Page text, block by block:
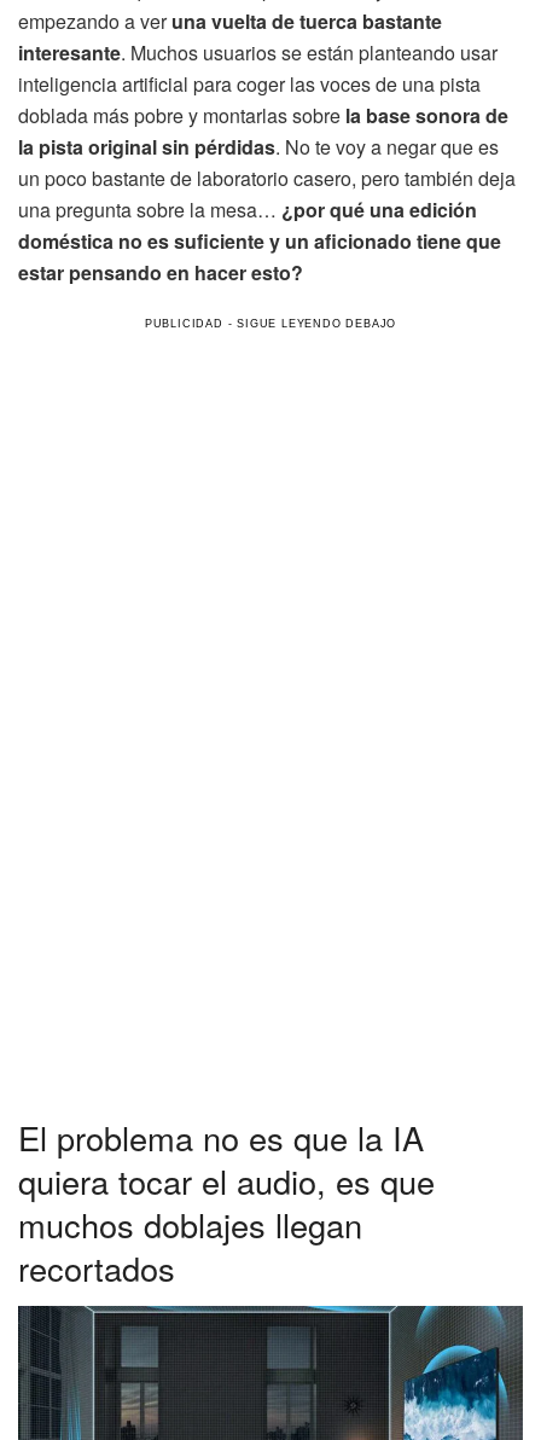
empezando a veruna vuelta de tuerca bastante
interesante. Muchos usuarios se están planteando usar
inteligencia artificial para coger las voces de una pista
doblada más pobre y montarlas sobre la base sonora de
la pista original sin pérdidas. No te voy a negar que es
un poco bastante de laboratorio casero, pero también deja
una pregunta sobre la mesa… ¿por qué una edición
doméstica no es suficiente y un aficionado tiene que
estar pensando en hacer esto?
El problema no es que la IA
quiera tocar el audio, es que
muchos doblajes llegan
recortados